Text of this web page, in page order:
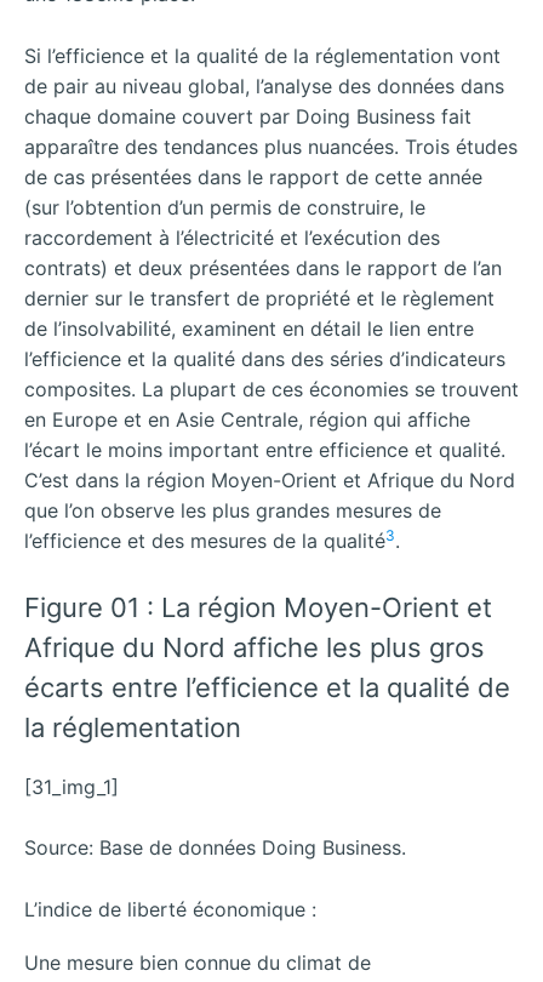
Si l’efficience et la qualité de la réglementation vont
de pair au niveau global, l’analyse des données dans
chaque domaine couvert par Doing Business fait
apparaître des tendances plus nuancées. Trois études
de cas présentées dans le rapport de cette année
(sur l’obtention d’un permis de construire, le
raccordement à l’électricité et l’exécution des
contrats) et deux présentées dans le rapport de l’an
dernier sur le transfert de propriété et le règlement
de l’insolvabilité, examinent en détail le lien entre
l’efficience et la qualité dans des séries d’indicateurs
composites. La plupart de ces économies se trouvent
en Europe et en Asie Centrale, région qui affiche
l’écart le moins important entre efficience et qualité.
C’est dans la région Moyen-Orient et Afrique du Nord
que l’on observe les plus grandes mesures de
l’efficience et des mesures de la qualité3.
Figure 01 : La région Moyen-Orient et
Afrique du Nord affiche les plus gros
écarts entre l’efficience et la qualité de
la réglementation
[31_img_1]
Source: Base de données Doing Business.
L’indice de liberté économique :
Une mesure bien connue du climat de